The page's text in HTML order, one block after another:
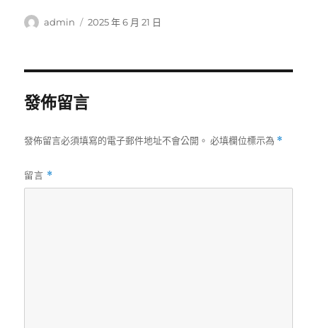
作
admin
發
2025 年 6 月 21 日
發佈留言
發佈留言必須填寫的電子郵件地址不會公開。 必填欄位標示為 *
留言 *